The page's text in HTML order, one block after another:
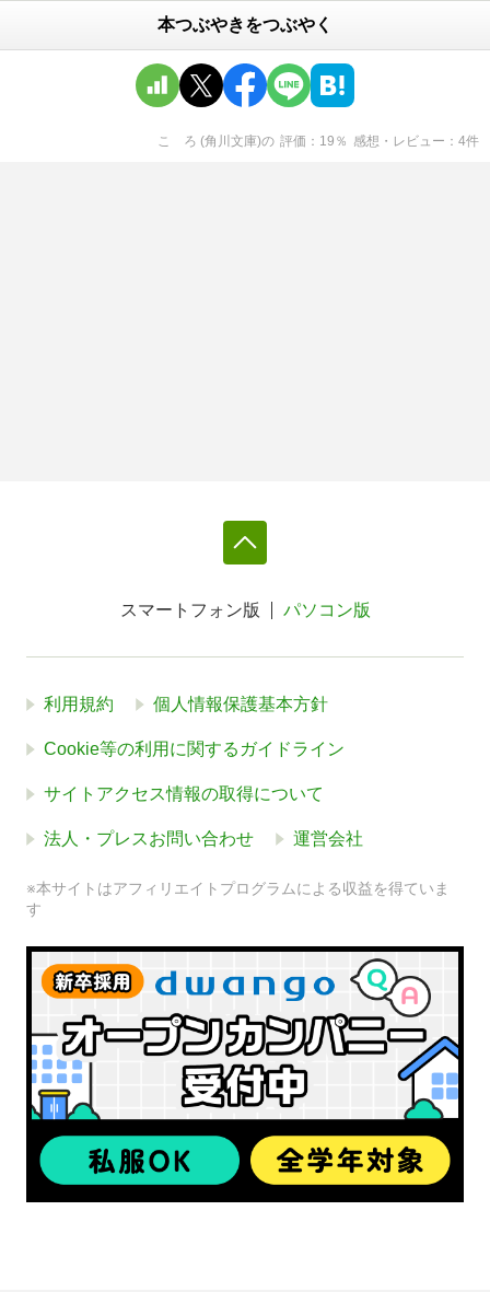
本つぶやきをつぶやく
こゝろ (角川文庫)の 評価 19 ％ 感想・レビュー 4件
スマートフォン版 パソコン版
利用規約 個人情報保護基本方針
Cookie等の利用に関するガイドライン
サイトアクセス情報の取得について
法人・プレスお問い合わせ 運営会社
※本サイトはアフィリエイトプログラムによる収益を得ていま
す